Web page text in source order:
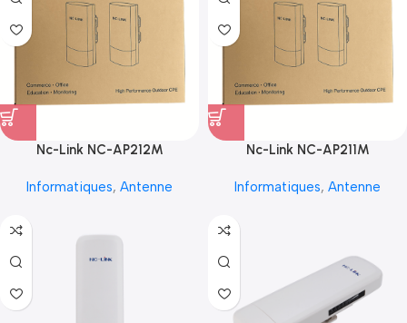
Nc-Link NC-AP212M
Informatiques, Antenne
Nc-Link NC-AP211M
Informatiques, Antenne